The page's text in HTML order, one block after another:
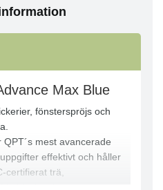
Max Blue
fönsterspröjs och
mest avancerade
effektivt och håller
certifierat trä,